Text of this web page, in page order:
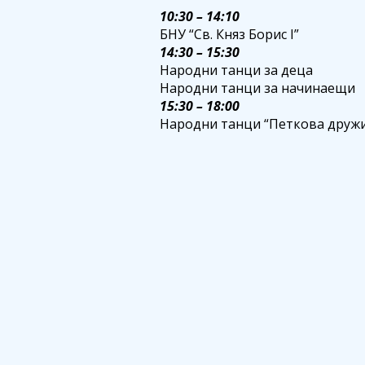
10:30 – 14:10
БНУ “Св. Княз Борис I”
14:30 – 15:30
Народни танци за деца
Народни танци за начинаещи
15:30 – 18:00
Народни танци “Петкова